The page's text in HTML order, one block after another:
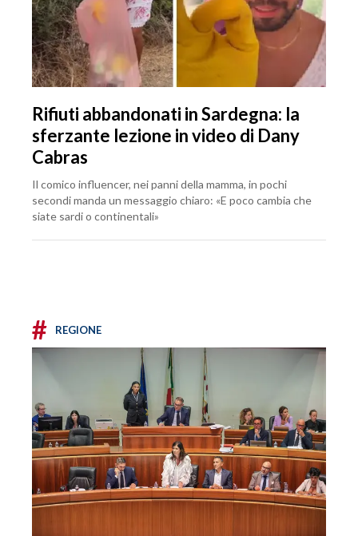
Rifiuti abbandonati in Sardegna: la
sferzante lezione in video di Dany
Cabras
Il comico influencer, nei panni della mamma, in pochi
secondi manda un messaggio chiaro: «E poco cambia che
siate sardi o continentali»
# REGIONE